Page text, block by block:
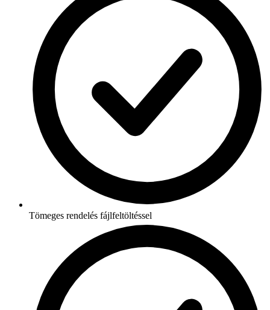
Tömeges rendelés fájlfeltöltéssel